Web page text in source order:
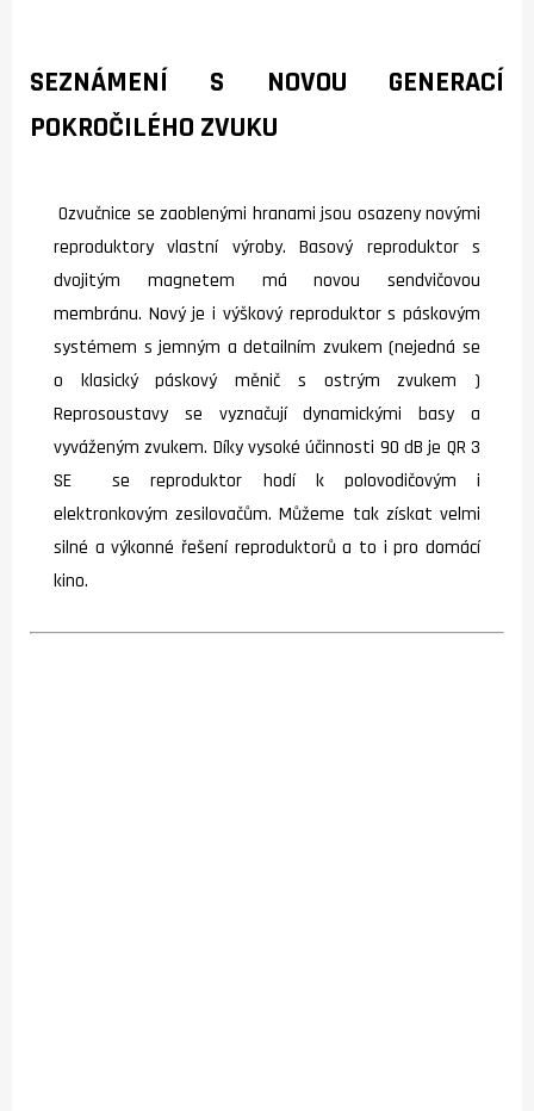
SEZNÁMENÍ S NOVOU GENERACÍ
POKROČILÉHO ZVUKU
Ozvučnice se zaoblenými hranami jsou osazeny novými
reproduktory vlastní výroby. Basový reproduktor s
dvojitým magnetem má novou sendvičovou
membránu. Nový je i výškový reproduktor s páskovým
systémem s jemným a detailním zvukem (nejedná se
o klasický páskový měnič s ostrým zvukem )
Reprosoustavy se vyznačují dynamickými basy a
vyváženým zvukem. Díky vysoké účinnosti 90 dB je QR 3
SE se reproduktor hodí k polovodičovým i
elektronkovým zesilovačům. Můžeme tak získat velmi
silné a výkonné řešení reproduktorů a to i pro domácí
kino.